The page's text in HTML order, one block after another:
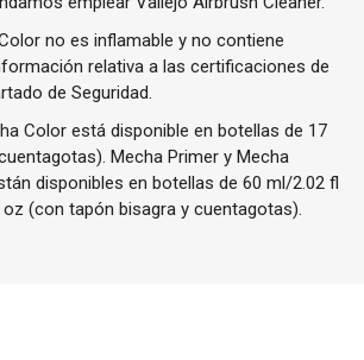
no es inflamable y no contiene
relativa a las certificaciones de
de Seguridad.
Color está disponible en botellas de 17
Mecha Primer y Mecha
disponibles en botellas de 60 ml/2.02 fl
(con tapón bisagra y cuentagotas).